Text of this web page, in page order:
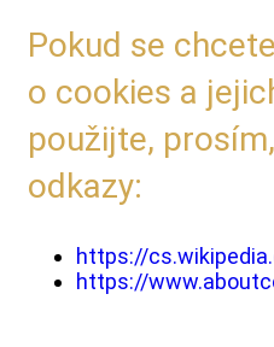
Pokud se
o cookies a
použijte,
odkazy:
https://
https://